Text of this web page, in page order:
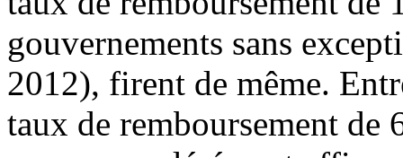
gouvernements sans
2012), firent de même.
taux de remboursement de